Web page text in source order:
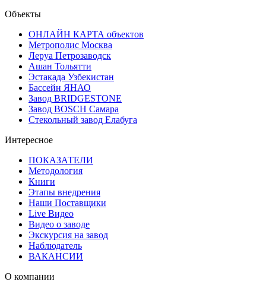
Объекты
ОНЛАЙН КАРТА объектов
Метрополис Москва
Леруа Петрозаводск
Ашан Тольятти
Эстакада Узбекистан
Бассейн ЯНАО
Завод BRIDGESTONE
Завод BOSCH Самара
Стекольный завод Елабуга
Интересное
ПОКАЗАТЕЛИ
Методология
Книги
Этапы внедрения
Наши Поставщики
Live Видео
Видео о заводе
Экскурсия на завод
Наблюдатель
ВАКАНСИИ
О компании